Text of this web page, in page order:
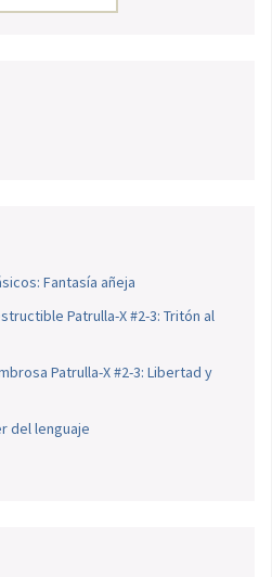
Fantasía añeja
Patrulla-X #2-3: Tritón al
Patrulla-X #2-3: Libertad y
del lenguaje